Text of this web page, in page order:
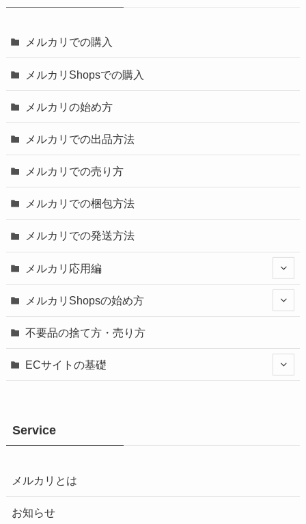
メルカリでの購入
メルカリShopsでの購入
メルカリの始め方
メルカリでの出品方法
メルカリでの売り方
メルカリでの梱包方法
メルカリでの発送方法
メルカリ応用編
メルカリShopsの始め方
不要品の捨て方・売り方
ECサイトの基礎
Service
メルカリとは
お知らせ